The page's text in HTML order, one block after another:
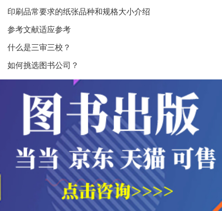
印刷品常要求的纸张品种和规格大小介绍
参考文献适应参考
什么是三审三校？
如何挑选图书公司？